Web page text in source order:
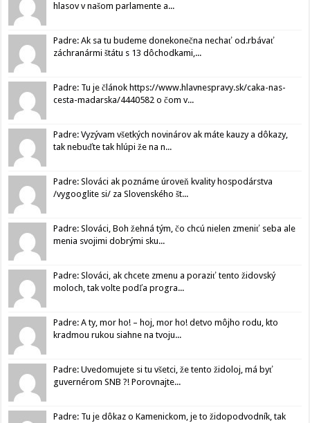
hlasov v našom parlamente a...
Padre: Ak sa tu budeme donekonečna nechať od.rbávať
záchranármi štátu s 13 dôchodkami,...
Padre: Tu je článok https://www.hlavnespravy.sk/caka-nas-
cesta-madarska/4440582 o čom v...
Padre: Vyzývam všetkých novinárov ak máte kauzy a dôkazy,
tak nebuďte tak hlúpi že na n...
Padre: Slováci ak poznáme úroveň kvality hospodárstva
/vygooglite si/ za Slovenského št...
Padre: Slováci, Boh žehná tým, čo chcú nielen zmeniť seba ale
menia svojimi dobrými sku...
Padre: Slováci, ak chcete zmenu a poraziť tento židovský
moloch, tak volte podľa progra...
Padre: A ty, mor ho! – hoj, mor ho! detvo môjho rodu, kto
kradmou rukou siahne na tvoju...
Padre: Uvedomujete si tu všetci, že tento židoloj, má byť
guvernérom SNB ?! Porovnajte...
Padre: Tu je dôkaz o Kamenickom, je to židopodvodník, tak